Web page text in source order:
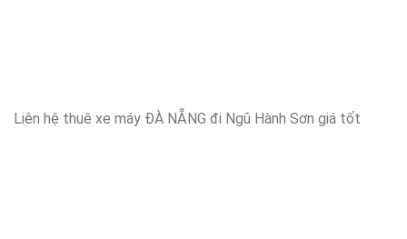
Liên hệ thuê xe máy ĐÀ NẴNG đi Ngũ Hành Sơn giá tốt